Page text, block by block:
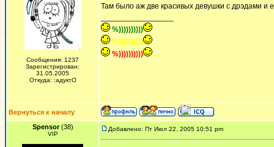
Сообщения: 1237
Зарегистрирован:
31.05.2005
Откуда: :адуктО
Там было аж две красивых девушки с дрэдами и
%))))))))))
%))))))))))
%))))))))))
Вернуться к началу
Spensor(38)
VIP
Добавлено: Пт Июл 22, 2005 10:51 pm